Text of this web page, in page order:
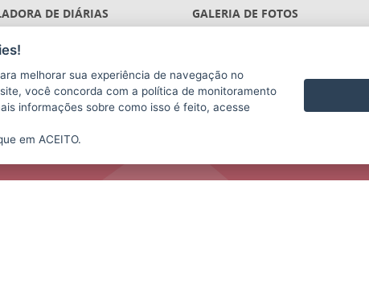
DE DIÁRIAS
GALERIA DE FOTOS
melhorar sua experiência de navegação no
você concorda com a política de monitoramento
informações sobre como isso é feito, acesse
em ACEITO.